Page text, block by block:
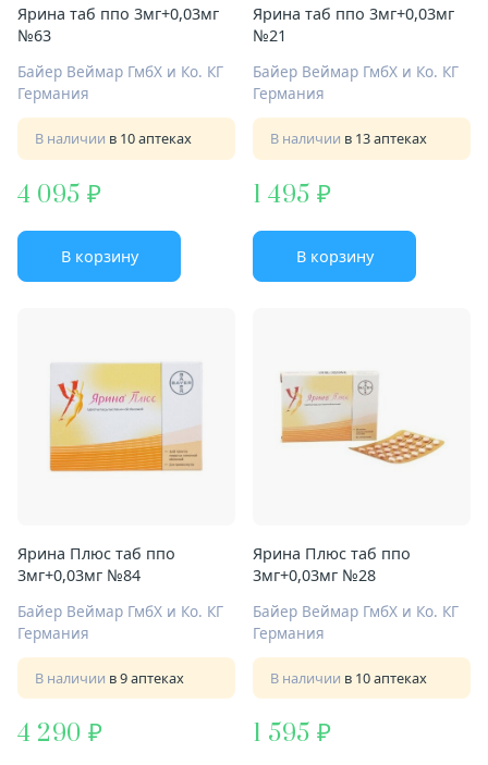
Ярина таб ппо 3мг+0,03мг
№63
Байер Веймар ГмбХ и Ко. КГ
Германия
В наличии в 10 аптеках
4 095
В корзину
Ярина таб ппо 3мг+0,03мг
№21
Байер Веймар ГмбХ и Ко. КГ
Германия
В наличии в 13 аптеках
1 495
В корзину
Ярина Плюс таб ппо
3мг+0,03мг №84
Байер Веймар ГмбХ и Ко. КГ
Германия
В наличии в 9 аптеках
4 290
Ярина Плюс таб ппо
3мг+0,03мг №28
Байер Веймар ГмбХ и Ко. КГ
Германия
В наличии в 10 аптеках
1 595